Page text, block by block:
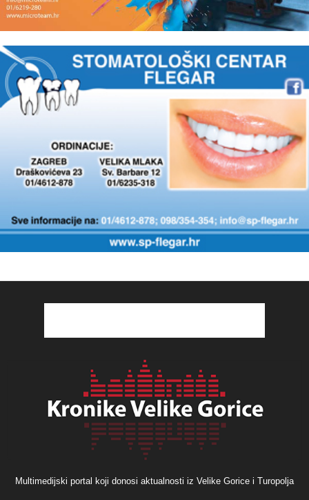
Multimedijski portal koji donosi aktualnosti iz Velike Gorice i Turopolja